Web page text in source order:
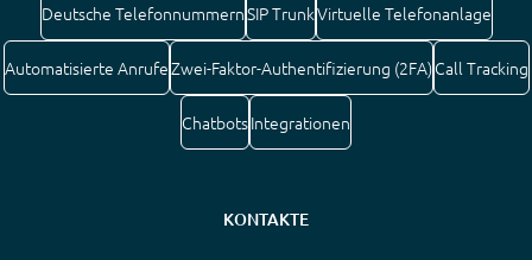
Deutsche TelefonnummernSIP TrunkVirtuelle Telefonanlage
Automatisierte AnrufeZwei-Faktor-Authentifizierung (2FA)Call Tracking
ChatbotsIntegrationen
KONTAKTE